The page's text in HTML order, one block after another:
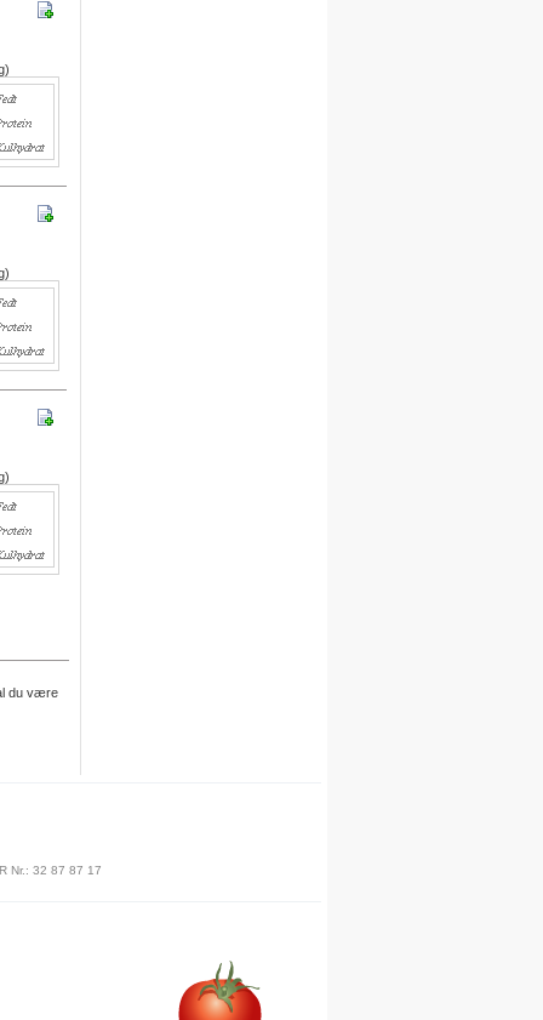
du være
Nr.: 32 87 87 17